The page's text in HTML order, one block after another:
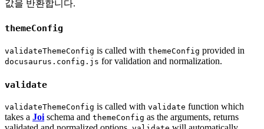
값을 반환합니다.
themeConfig
validateThemeConfig is called with themeConfig provided in
docusaurus.config.js for validation and normalization.
validate
validateThemeConfig is called with validate function which
takes a Joi schema and themeConfig as the arguments, returns